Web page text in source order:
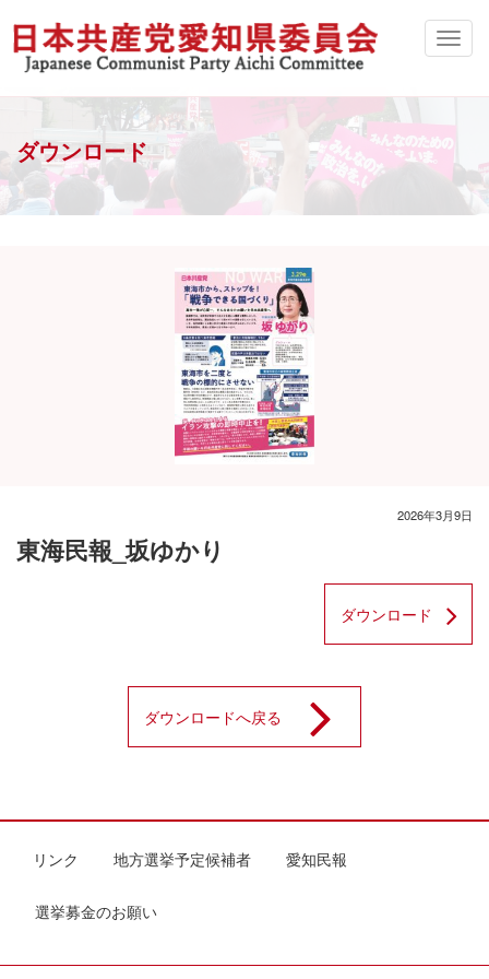
ダウンロード
2026年3月9日
東海民報_坂ゆかり
ダウンロード
ダウンロードへ戻る
リンク 地方選挙予定候補者 愛知民報
選挙募金のお願い